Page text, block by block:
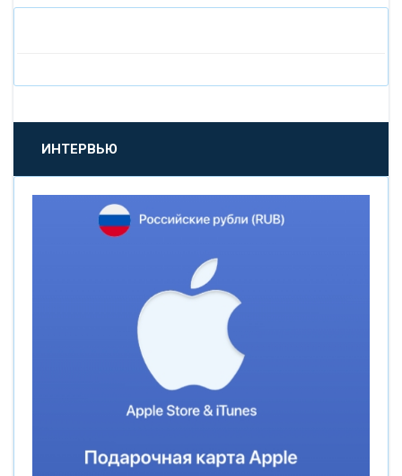
«БАНК САНКТ-ПЕТЕРБУРГ»
«ПРОМСВЯЗЬБАНК»
«НОВИКОМБАНК»
«ВНЕШПРОМБАНК»
«БАНК ГЛОБЭКС»
«СОВКОМБАНК»
ИНТЕРВЬЮ